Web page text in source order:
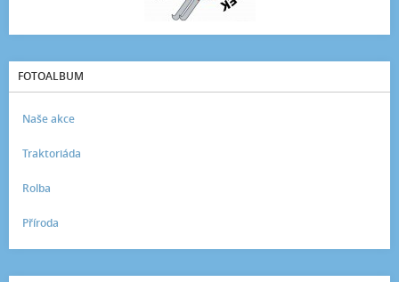
FOTOALBUM
Naše akce
Traktoriáda
Rolba
Příroda